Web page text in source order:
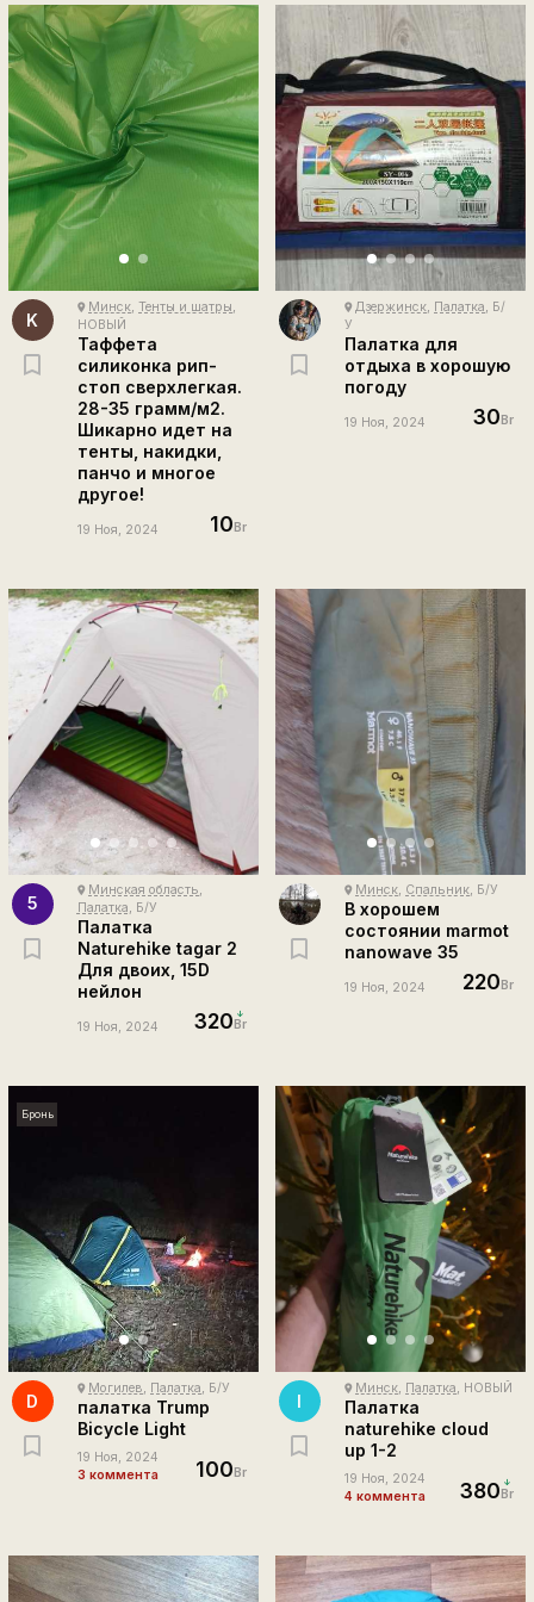
K
place Минск,Тенты и шатры,
НОВЫЙ
Таффета
силиконка рип-
стоп сверхлегкая.
28-35 грамм/м2.
Шикарно идет на
тенты, накидки,
панчо и многое
другое!
19 Ноя, 2024 10Br
place Дзержинск, Палатка, Б/
У
Палатка для
отдыха в хорошую
погоду
19 Ноя, 2024 30Br
5
place Минская область,
Палатка, Б/У
Палатка
Naturehike tagar 2
Для двоих, 15D
нейлон
19 Ноя, 2024 320 Br
place Минск, Спальник, Б/У
В хорошем
состоянии marmot
nanowave 35
19 Ноя, 2024 220 Br
Бронь
D
place Могилев, Палатка, Б/У
палатка Trump
Bicycle Light
19 Ноя, 2024
3 коммента
100Br
I
place Минск, Палатка, НОВЫЙ
Палатка
naturehike cloud
up 1-2
19 Ноя, 2024
4 коммента
380Br